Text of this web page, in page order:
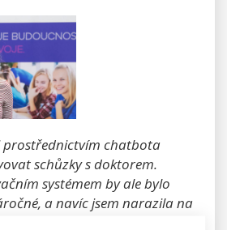
prostřednictvím chatbota
schůzky s doktorem.
systémem by ale bylo
a navíc jsem narazila na